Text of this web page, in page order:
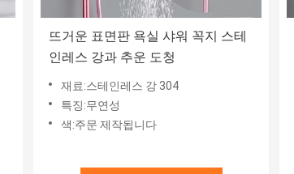
뜨거운 표면판 욕실 샤워 꼭지 스테
인레스 강과 추운 도청
재료:스테인레스 강 304
특징:무연성
색:주문 제작됩니다